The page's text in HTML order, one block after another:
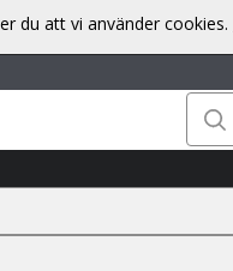
du att vi använder cookies.